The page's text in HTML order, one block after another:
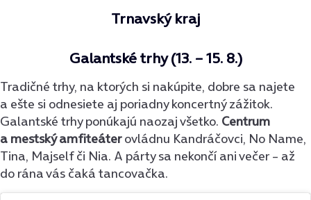
Trnavský kraj
Galantské trhy (13. – 15. 8.)
Tradičné trhy, na ktorých si nakúpite, dobre sa najete
a ešte si odnesiete aj poriadny koncertný zážitok.
Galantské trhy ponúkajú naozaj všetko. Centrum
a mestský amfiteáterovládnu Kandráčovci, No Name,
Tina, Majself či Nia. A párty sa nekončí ani večer – až
do rána vás čaká tancovačka.